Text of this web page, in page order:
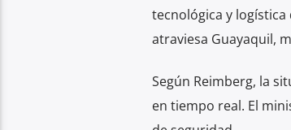
tecnológica y logística
atraviesa Guayaquil,
Según Reimberg, la
en tiempo real. El